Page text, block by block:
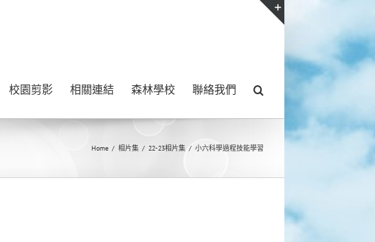
校園剪影 相關連結 森林學校 聯絡我們
Home / 相片集 / 22-23相片集 / 小六科學過程技能學習
Sliding
Bar